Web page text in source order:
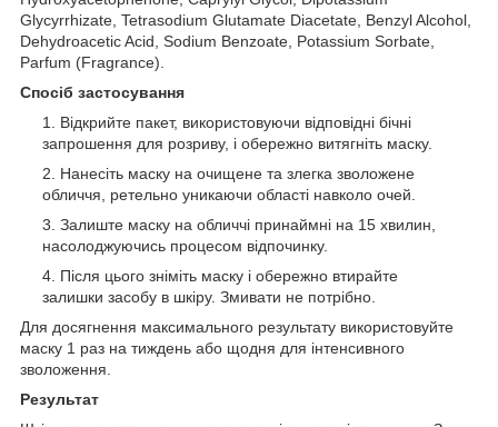
Glycyrrhizate, Tetrasodium Glutamate Diacetate, Benzyl Alcohol,
Dehydroacetic Acid, Sodium Benzoate, Potassium Sorbate,
Parfum (Fragrance).
Спосіб застосування
Відкрийте пакет, використовуючи відповідні бічні
запрошення для розриву, і обережно витягніть маску.
Нанесіть маску на очищене та злегка зволожене
обличчя, ретельно уникаючи області навколо очей.
Залиште маску на обличчі принаймні на 15 хвилин,
насолоджуючись процесом відпочинку.
Після цього зніміть маску і обережно втирайте
залишки засобу в шкіру. Змивати не потрібно.
Для досягнення максимального результату використовуйте
маску 1 раз на тиждень або щодня для інтенсивного
зволоження.
Результат